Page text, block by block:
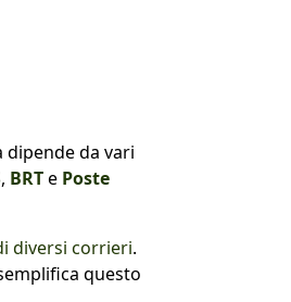
dipende da vari
, BRTe Poste
diversi corrieri.
questo